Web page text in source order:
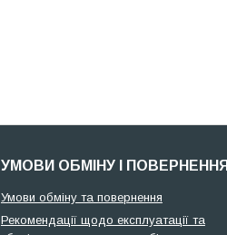
УМОВИ ОБМІНУ І ПОВЕРНЕННЯ
Умови обміну та повернення
Рекомендації щодо експлуатації та